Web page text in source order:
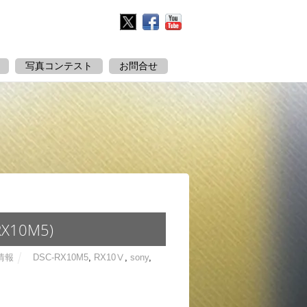
写真コンテスト お問合せ
Twitter FacebookYouTube
報 DSC-RX10M5, RX10Ⅴ , sony,